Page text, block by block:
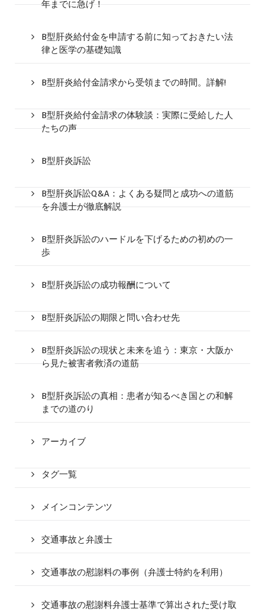
年までに急げ！
B型肝炎給付金を申請する前に知っておきたい法
律と医学の基礎知識
B型肝炎給付金請求から受領までの時間。詳解!
B型肝炎給付金請求の体験談：実際に受給した人
たちの声
B型肝炎訴訟
B型肝炎訴訟Q&A：よくある疑問と成功への道筋
を弁護士が徹底解説
B型肝炎訴訟のハードルを下げるための初めの一
歩
B型肝炎訴訟の成功報酬について
B型肝炎訴訟の期限と問い合わせ先
B型肝炎訴訟の現状と未来を追う：東京・大阪か
ら見た被害者救済の道筋
B型肝炎訴訟の真相：患者が知るべき国との和解
までの道のり
アーカイブ
タグ一覧
メインコンテンツ
交通事故と弁護士
交通事故の慰謝料の事例（弁護士特約を利用）
交通事故の慰謝料弁護士基準で算出された受け取